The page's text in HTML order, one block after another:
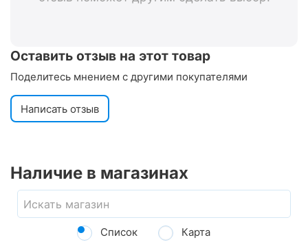
Оставить отзыв на этот товар
Поделитесь мнением с другими покупателями
Написать отзыв
Наличие в магазинах
Список Карта